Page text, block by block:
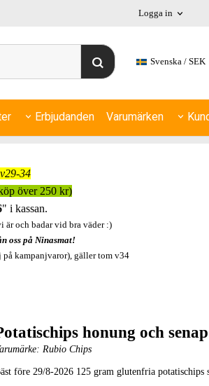
Logga in
Svenska SEK
Erbjudanden Varumärken
34
över 250 kr)
" i kassan.
är och badar vid bra väder :)
oss på Ninasmat!
på kampanjvaror), gäller tom v34
honung och
Rubio Chips
före 29/8-2026 125 gram glutenfria potatischips